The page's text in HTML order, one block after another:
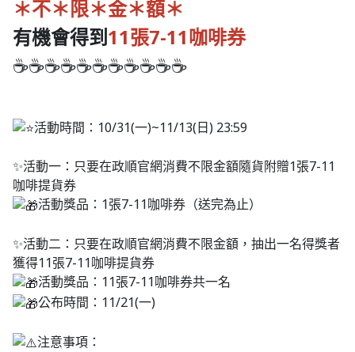
＊不＊限＊金＊額＊
有機會得到11張7-11咖啡券
☕☕☕☕☕☕☕☕☕☕☕
活動時間：10/31(一)~11/13(日) 23:59
✨活動一：只要在政順官網消費不限金額隨貨附贈1張7-11
咖啡提貨券
活動獎品：1張7-11咖啡券（送完為止）
✨活動二：只要在政順官網消費不限金額，抽出一名得獎者
獲得11張7-11咖啡提貨券
活動獎品：11張7-11咖啡券共一名
公布時間：11/21(一)
注意事項：